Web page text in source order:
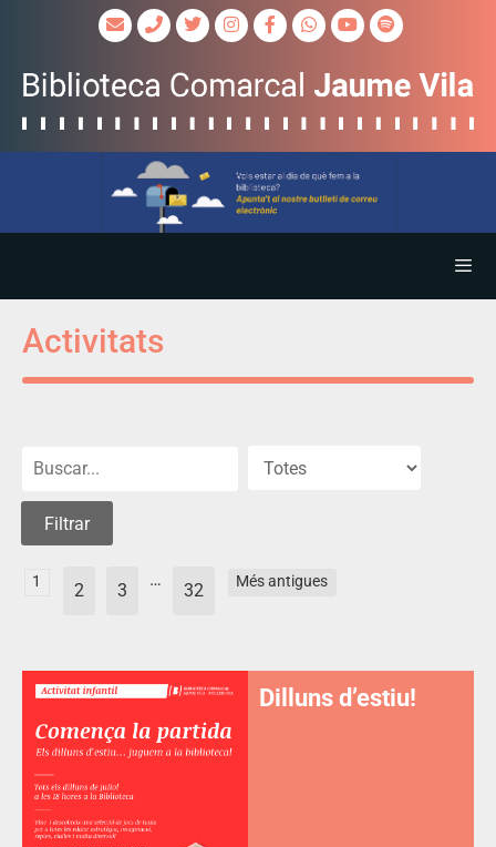
Activitats
1 2 3
…
32 Més antigues
Dilluns d’estiu!